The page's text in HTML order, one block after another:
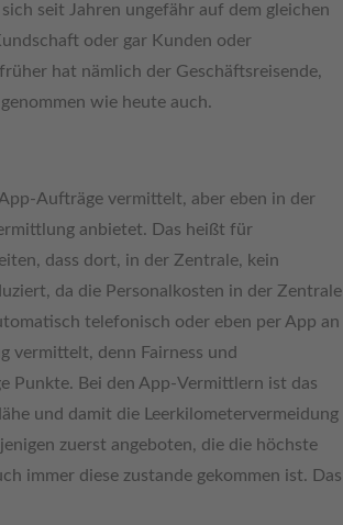
seit Jahren ungefähr auf dem gleichen
oder gar Kunden oder
hat nämlich der Geschäftsreisende,
wie heute auch.
Aufträge vermittelt, aber eben in der
anbietet. Das heißt für
dass dort, in der Zentrale, kein
da die Personalkosten in der Zentrale
telefonisch oder eben per App an
vermittelt, denn Fairness und
Punkte. Bei den App-Vermittlern ist das
und damit die Leerkilometervermeidung
zuerst angeboten, die die höchste
immer diese zustande gekommen ist. Das